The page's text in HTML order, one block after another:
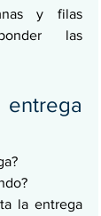
y filas
las
la entrega